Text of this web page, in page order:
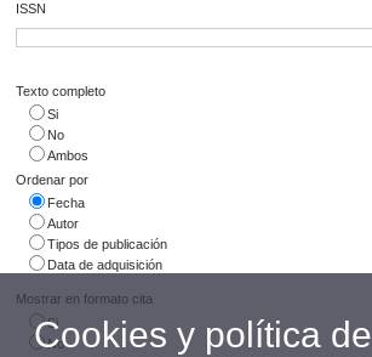
ISSN
Texto completo
Si
No
Ambos
Ordenar por
Fecha
Autor
Tipos de publicación
Data de adquisición
Mostrar en formato cita
Si
No
Cookies y política de